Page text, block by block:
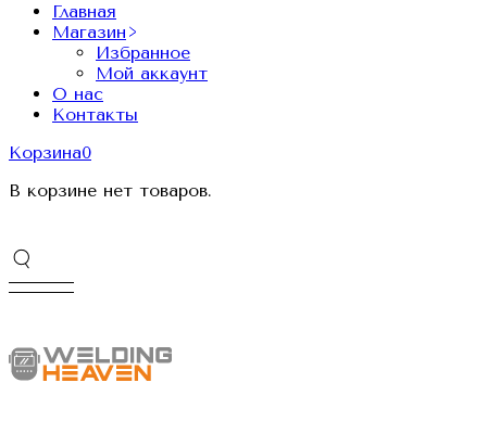
Главная
Магазин
Избранное
Мой аккаунт
О нас
Контакты
Корзина0
В корзине нет товаров.